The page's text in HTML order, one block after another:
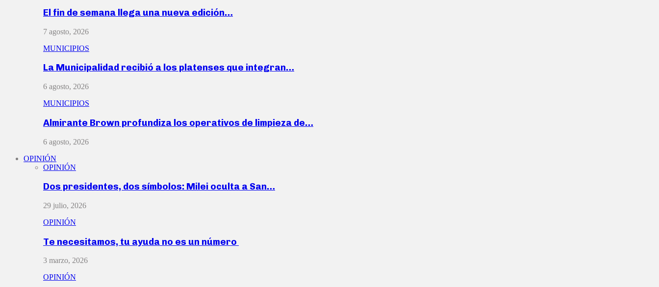
El fin de semana llega una nueva edición…
7 agosto, 2026
MUNICIPIOS
La Municipalidad recibió a los platenses que integran…
6 agosto, 2026
MUNICIPIOS
Almirante Brown profundiza los operativos de limpieza de…
6 agosto, 2026
OPINIÓN
OPINIÓN
Dos presidentes, dos símbolos: Milei oculta a San…
29 julio, 2026
OPINIÓN
Te necesitamos, tu ayuda no es un número
3 marzo, 2026
OPINIÓN